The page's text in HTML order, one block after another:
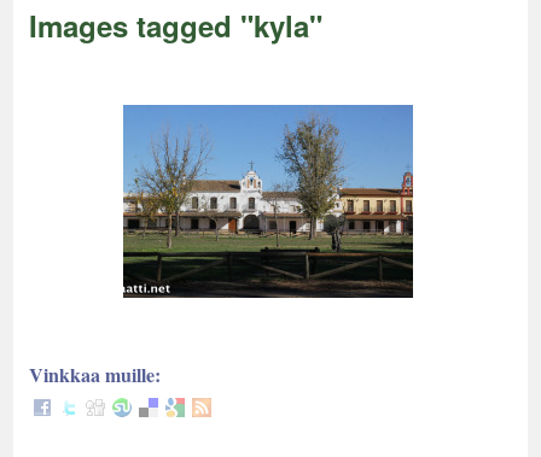
Images tagged "kyla"
Vinkkaa muille: